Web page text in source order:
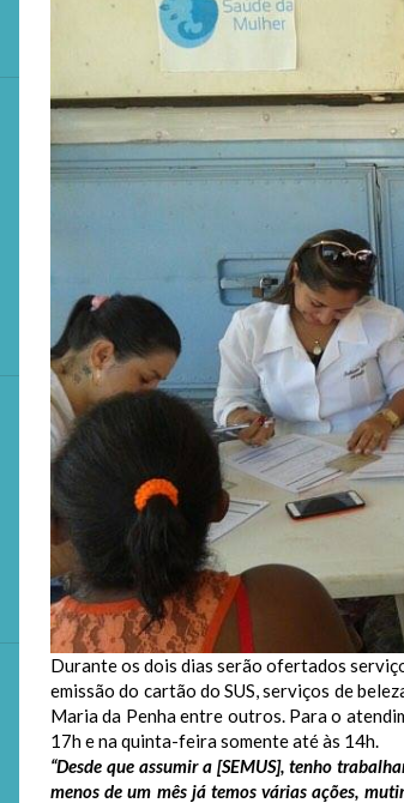
Durante os dois dias serão ofertados
emissão do cartão do SUS, serviços de
Maria da Penha entre outros. Para o
17h e na quinta-feira somente até às 14h.
“Desde que assumir a [SEMUS], tenho
menos de um mês já temos várias ações,